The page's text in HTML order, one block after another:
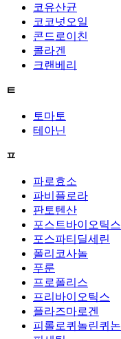
코유산균
코코넛오일
콘드로이친
콜라겐
크랜베리
ㅌ
토마토
테아닌
ㅍ
파로효소
파비플로라
판토텐산
포스트바이오틱스
포스파티딜세린
폴리코사놀
푸룬
프로폴리스
프리바이오틱스
플라즈마로겐
피롤로퀴놀린퀴논